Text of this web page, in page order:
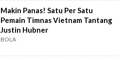
Makin Panas! Satu Per Satu
Pemain Timnas Vietnam Tantang
Justin Hubner
BOLA